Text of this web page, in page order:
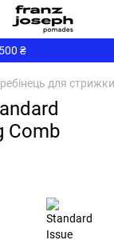
₴
для
Comb